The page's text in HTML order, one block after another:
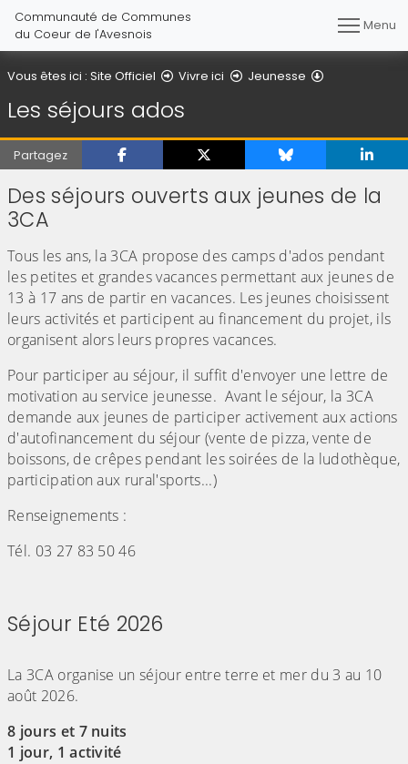
Communauté de Communes
du Coeur de l'Avesnois
Menu
Vous êtes ici : Site Officiel Vivre ici Jeunesse
Les séjours ados
Partagez
Des séjours ouverts aux jeunes de la
3CA
Tous les ans, la 3CA propose des camps d'ados pendant
les petites et grandes vacances permettant aux jeunes de
13 à 17 ans de partir en vacances. Les jeunes choisissent
leurs activités et participent au financement du projet, ils
organisent alors leurs propres vacances.
Pour participer au séjour, il suffit d'envoyer une lettre de
motivation au service jeunesse. Avant le séjour, la 3CA
demande aux jeunes de participer activement aux actions
d'autofinancement du séjour (vente de pizza, vente de
boissons, de crêpes pendant les soirées de la ludothèque,
participation aux rural'sports...)
Renseignements :
Tél. 03 27 83 50 46
Séjour Eté 2026
La 3CA organise un séjour entre terre et mer du 3 au 10
août 2026.
8 jours et 7 nuits
1 jour, 1 activité